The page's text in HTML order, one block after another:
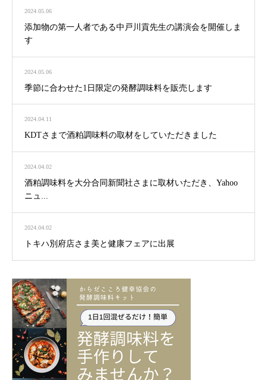
2024.05.06
添加物の第一人者である中戸川貢先生の講演会を開催しま
す
2024.05.06
季節に合わせた1日限定の発酵調味料を販売します
2024.04.11
KDTさまで酒粕調味料の取材をしていただきました
2024.04.02
酒粕調味料を大分合同新聞社さまに取材いただき、Yahoo
ニュ...
2024.04.02
トキハ別府店さま美と健康フェアに出展